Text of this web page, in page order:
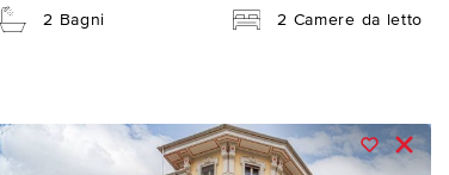
2 Bagni 2 Camere da letto